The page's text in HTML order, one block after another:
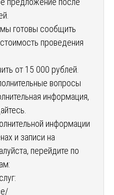
готовы сообщить
проведения
от 15 000 рублей.
вопросы
информация,
информации
и записи на
перейдите по